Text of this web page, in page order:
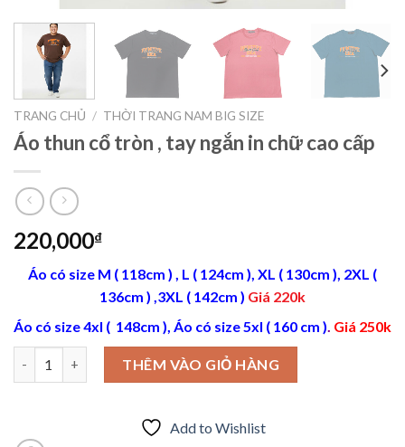
TRANG CHỦ / THỜI TRANG NAM BIG SIZE
Áo thun cổ tròn , tay ngắn in chữ cao cấp
220,000₫
Áo có size M ( 118cm ) , L ( 124cm ), XL ( 130cm ), 2XL (
136cm ) ,3XL ( 142cm ) Giá 220k
Áo có size 4xl ( 148cm ), Áo có size 5xl ( 160 cm ). Giá 250k
Áo thun cổ tròn , tay ngắn in chữ cao cấp số lượng
THÊM VÀO GIỎ HÀNG
Add to Wishlist